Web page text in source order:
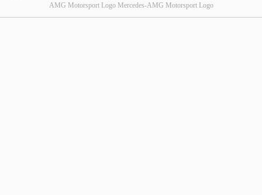
AMG Motorsport Logo Mercedes-AMG Motorsport Logo